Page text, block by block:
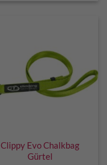
Clippy Evo Chalkbag
Gürtel